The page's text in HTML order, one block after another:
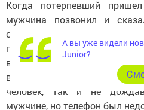
Когда потерпевший
мужчина позвонил и
сможет, а вместо него
пуховике, но сначала
вознаграждение на
выполнил условие
человек, так и не
мужчине, но телефон был
А вы уже видели
Junior?